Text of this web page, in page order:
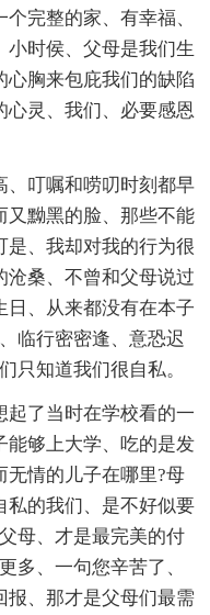
完整的家、有幸福、
时侯、父母是我们生
心胸来包庇我们的缺陷
心灵、我们、必要感恩
、叮嘱和唠叨时刻都早
又黝黑的脸、那些不能
是、我却对我的行为很
沧桑、不曾和父母说过
日、从来都没有在本子
临行密密逢、意恐迟
只知道我们很自私。
起了当时在学校看的一
能够上大学、吃的是发
无情的儿子在哪里?母
私的我们、是不好似要
母、才是最完美的付
多、一句您辛苦了、
报、那才是父母们最需